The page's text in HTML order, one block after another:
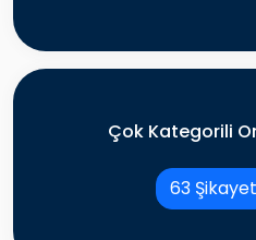
Çok Kategorili
63 Şikayet